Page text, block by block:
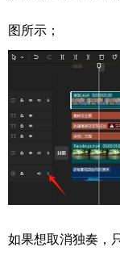
图所示；
如果想取消独奏，